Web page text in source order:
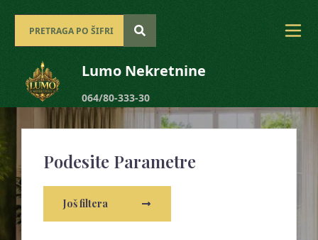
Lumo Nekretnine
064/80-333-30
Podesite Parametre
Još filtera